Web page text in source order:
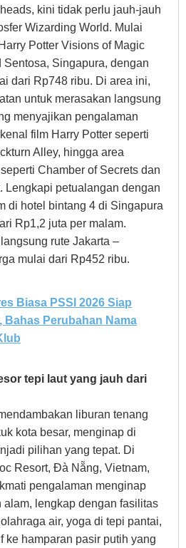
kini tidak perlu jauh-jauh
Wizarding World. Mulai
Potter Visions of Magic
Sentosa, Singapura, dengan
dari Rp748 ribu. Di area ini,
untuk merasakan langsung
menyajikan pengalaman
film Harry Potter seperti
Alley, hingga area
Chamber of Secrets dan
Lengkapi petualangan dengan
di hotel bintang 4 di Singapura
Rp1,2 juta per malam.
rute Jakarta –
mulai dari Rp452 ribu.
Biasa PSSI 2026 Siap
Bahas Perubahan Nama
tepi laut yang jauh dari
liburan tenang
kota besar, menginap di
pilihan yang tepat. Di
Resort, Đà Nẵng, Vietnam,
pengalaman menginap
alam, lengkap dengan fasilitas
air, yoga di tepi pantai,
ke hamparan pasir putih yang